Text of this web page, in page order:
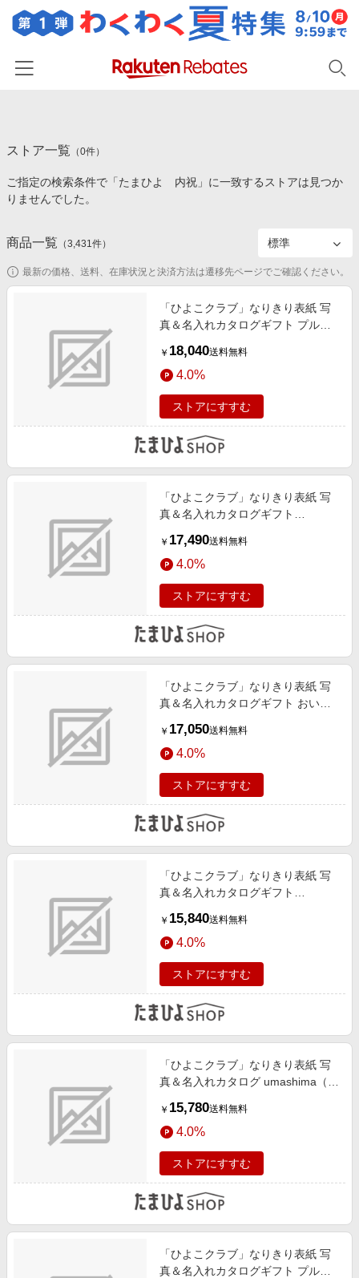
カテゴリー一覧
百貨店・総合ECモール
食品・スイーツ・お酒
コスメ・健康・医薬品
家電・PC・スマホ・カメラ
スポーツ・アウトドア・ゴルフ
旅行・レジャー・ホテル予約
金融・マネー・保険
デジタルコンテンツ
ビジネス・その他サービス
イベント一覧
初回購入者限定特典
対象ストア新規限定特典
楽天ペイ導入ストア
楽天サービス特集
お中元特集2026
Apple公式サイト×楽天カード分割払い
Qoo10メガポ
ストア一覧 （0件）
ご指定の検索条件で「たまひよ 内祝」に一致するストアは見つか
りませんでした。
商品一覧 （3,431件）
最新の価格、送料、在庫状況と決済方法は遷移先ページでご確認ください。
「ひよこクラブ」なりきり表紙 写
真＆名入れカタログギフト プルミ
￥ 18,040送料無料
4.0%
ストアにすすむ
「ひよこクラブ」なりきり表紙 写
真＆名入れカタログギフト
クルタオルセットB
￥ 17,490送料無料
4.0%
ストアにすすむ
「ひよこクラブ」なりきり表紙 写
真＆名入れカタログギフト おいし
￥ 17,050送料無料
4.0%
ストアにすすむ
「ひよこクラブ」なりきり表紙 写
真＆名入れカタログギフト
クルタオルセットA
￥ 15,840送料無料
4.0%
ストアにすすむ
「ひよこクラブ」なりきり表紙 写
真＆名入れカタログ umashima（う
ッジウッド22個
￥ 15,780送料無料
4.0%
ストアにすすむ
「ひよこクラブ」なりきり表紙 写
真＆名入れカタログギフト プルミ